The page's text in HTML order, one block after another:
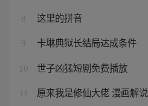
8 这里的拼音
9 卡琳典狱长结局达成条件
10 世子凶猛短剧免费播放
原来我是修仙大佬 漫画解说